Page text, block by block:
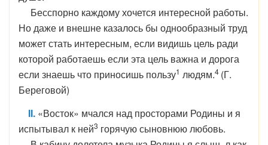
Бесспорно каждому хочется интересной работы.
Но даже и внешне казалось бы однообразный труд
может стать интересным, если видишь цель ради
которой работаешь если эта цель важна и дорога
если знаешь что приносишь пользу1 людям.4 (Г.
Береговой)
II. «Восток» мчался над просторами Родины и я
испытывал к ней3 горячую сыновнюю любовь.